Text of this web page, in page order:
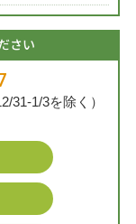
さい
31-1/3を除く）